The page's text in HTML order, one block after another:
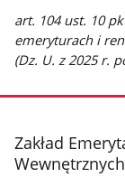
art. 104 ust. 10
emeryturach i
(Dz. U. z 2025 r.
stopka
Zakład